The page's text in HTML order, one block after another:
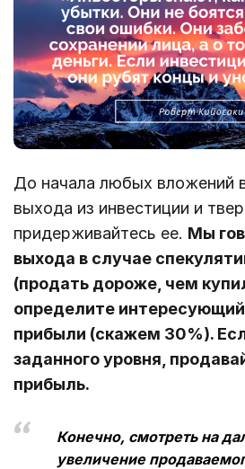
До начала любых вложений
выхода из инвестиции и
придерживайтесь ее. Мы
выхода в случае
(продать дороже, чем
определите
прибыли (скажем 30%).
заданного уровня,
прибыль.
Конечно, смотреть на
увеличение